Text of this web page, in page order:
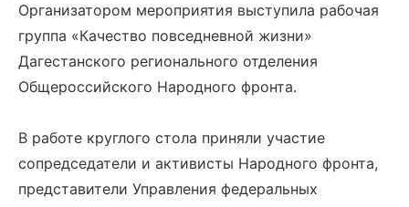
Организатором мероприятия выступила рабочая
группа «Качество повседневной жизни»
Дагестанского регионального отделения
Общероссийского Народного фронта.
В работе круглого стола приняли участие
сопредседатели и активисты Народного фронта,
представители Управления федеральных